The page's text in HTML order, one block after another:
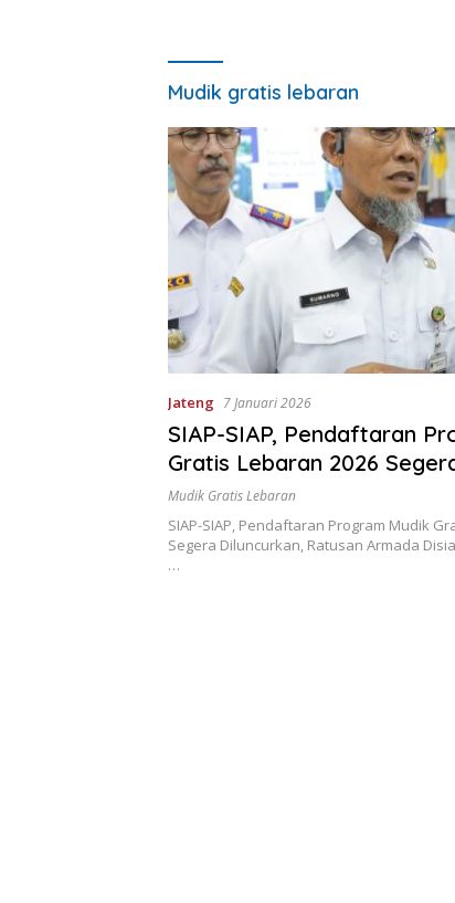
Mudik gratis lebaran
Jateng 7 Januari 2026
SIAP-SIAP, Pendaftaran
Gratis Lebaran 2026
Ratusan Armada Disiapkan
Mudik Gratis Lebaran
SIAP-SIAP, Pendaftaran Program Mudik
Segera Diluncurkan, Ratusan Armada
…